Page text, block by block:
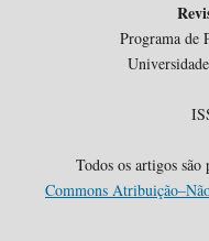
Programa de
Todos os artigos
Commons